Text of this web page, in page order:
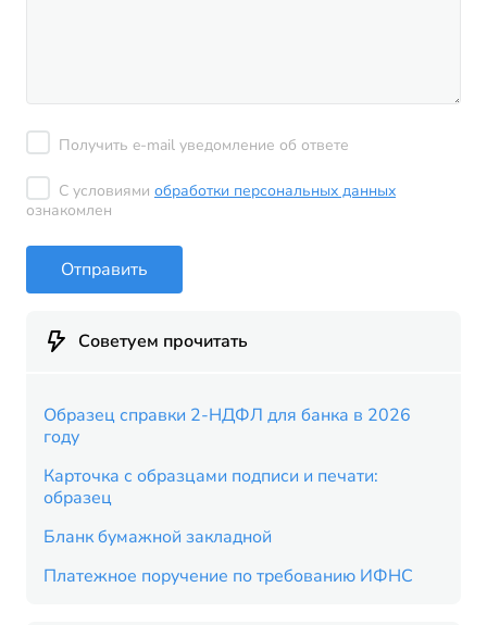
Получить e-mail уведомление об ответе
С условиями обработки персональных данных
ознакомлен
Отправить
Советуем прочитать
Образец справки 2-НДФЛ для банка в 2026
году
Карточка с образцами подписи и печати:
образец
Бланк бумажной закладной
Платежное поручение по требованию ИФНС